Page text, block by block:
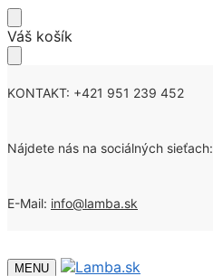
Skip
to
Skip
to
Váš košík
KONTAKT: +421 951 239 452
Nájdete nás na sociálných sieťach:
E-Mail: info@lamba.sk
MENU